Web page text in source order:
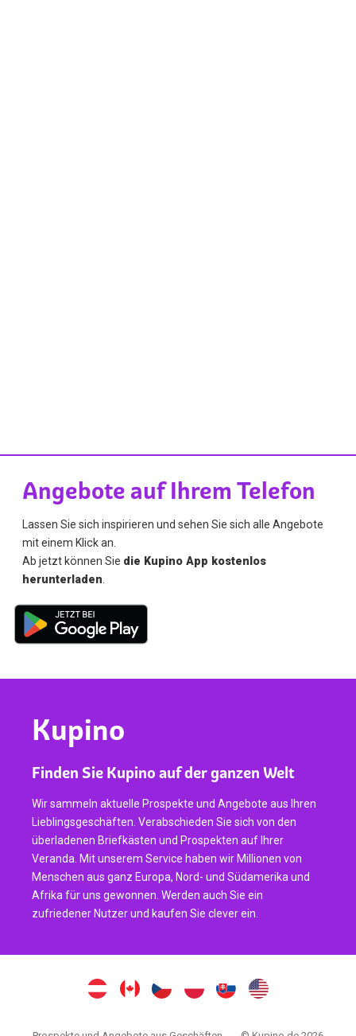
Angebote auf Ihrem Telefon
Lassen Sie sich inspirieren und sehen Sie sich alle Angebote
mit einem Klick an.
Ab jetzt können Sie die Kupino App kostenlos
herunterladen
Kupino
Finden Sie Kupino auf der ganzen Welt
Wir sammeln aktuelle Prospekte und Angebote aus Ihren
Lieblingsgeschäften. Verabschieden Sie sich von den
überladenen Briefkästen und Prospekten auf Ihrer
Veranda. Mit unserem Service haben wir Millionen von
Menschen aus ganz Europa, Nord- und Südamerika und
Afrika für uns gewonnen. Werden auch Sie ein
zufriedener Nutzer und kaufen Sie clever ein.